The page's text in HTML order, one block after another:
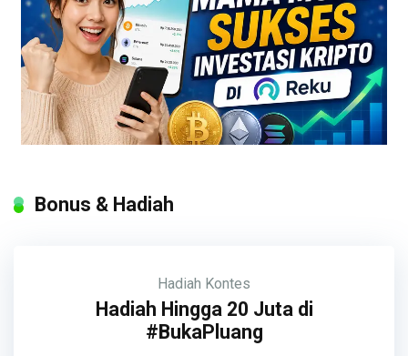
Bonus & Hadiah
Hadiah Kontes
Hadiah Hingga 20 Juta di
#BukaPluang